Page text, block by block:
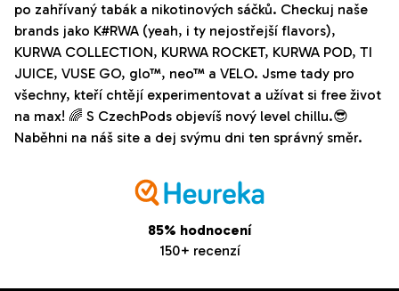
po zahřívaný tabák a nikotinových sáčků. Checkuj naše
brands jako K#RWA (yeah, i ty nejostřejší flavors),
KURWA COLLECTION, KURWA ROCKET, KURWA POD, TI
JUICE, VUSE GO, glo™, neo™ a VELO. Jsme tady pro
všechny, kteří chtějí experimentovat a užívat si free život
na max! 🌈 S CzechPods objevíš nový level chillu.😎
Naběhni na náš site a dej svýmu dni ten správný směr.
85% hodnocení
150+ recenzí